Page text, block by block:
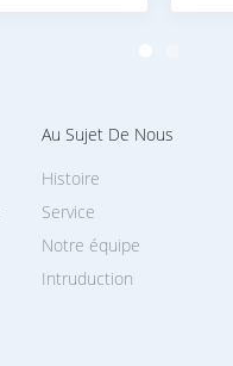
Au Sujet De Nous
Intruduction
Histoire
Service
Notre équipe